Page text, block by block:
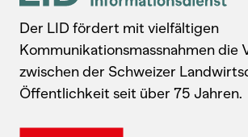
Der LID fördert mit vielfältigen
Kommunikationsmassnahmen die
zwischen der Schweizer
Öffentlichkeit seit über 75 Jahren.